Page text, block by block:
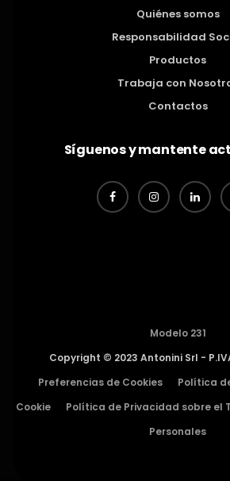
Quiénes somos
Responsabilidad
Productos
Trabaja con
Contactos
Síguenos y mantente
Modelo 231
Copyright © 2023 Antonini Srl -
Preferencias de Cookies
Política
Cookie
Política de Privacidad sobre el
Personales